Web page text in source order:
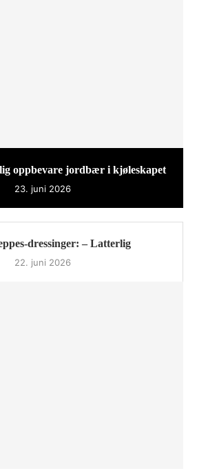
oppbevare jordbær i kjøleskapet
23. juni 2026
dressinger: – Latterlig
22. juni 2026